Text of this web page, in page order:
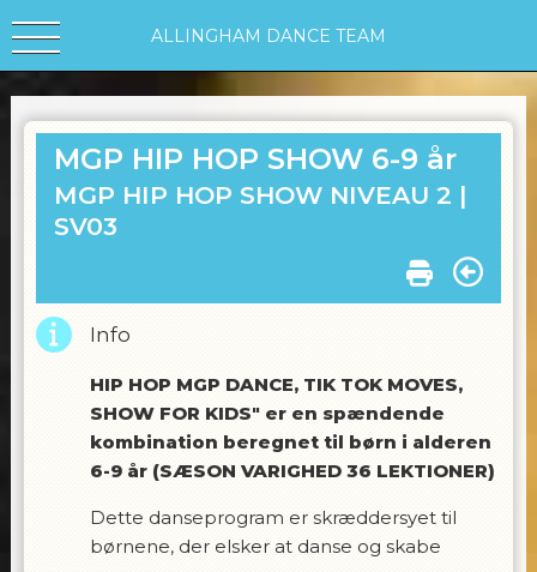
ALLINGHAM DANCE TEAM
MGP HIP HOP SHOW 6-9 år
MGP HIP HOP SHOW NIVEAU 2 |
SV03
Info
HIP HOP MGP DANCE, TIK TOK MOVES,
SHOW FOR KIDS" er en spændende
kombination beregnet til børn i alderen
6-9 år (SÆSON VARIGHED 36 LEKTIONER)
Dette danseprogram er skræddersyet til
børnene, der elsker at danse og skabe